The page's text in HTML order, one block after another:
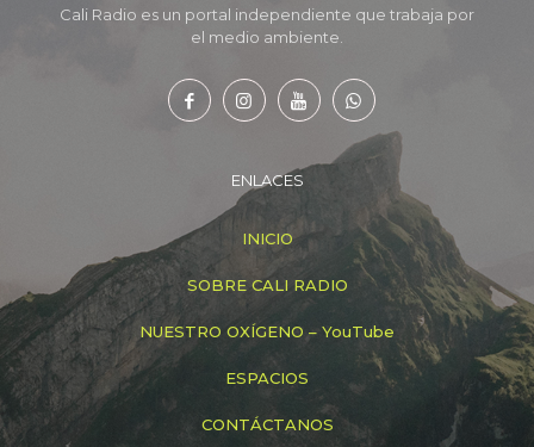
Cali Radio es un portal independiente que trabaja por
el medio ambiente.
ENLACES
INICIO
SOBRE CALI RADIO
NUESTRO OXÍGENO – YouTube
ESPACIOS
CONTÁCTANOS